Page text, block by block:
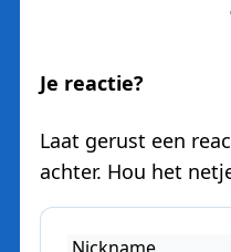
Je reactie?
Laat gerust een
achter. Hou het